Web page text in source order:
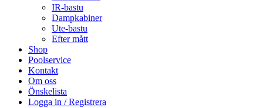
IR-bastu
Dampkabiner
Ute-bastu
Efter mått
Shop
Poolservice
Kontakt
Om oss
Önskelista
Logga in / Registrera